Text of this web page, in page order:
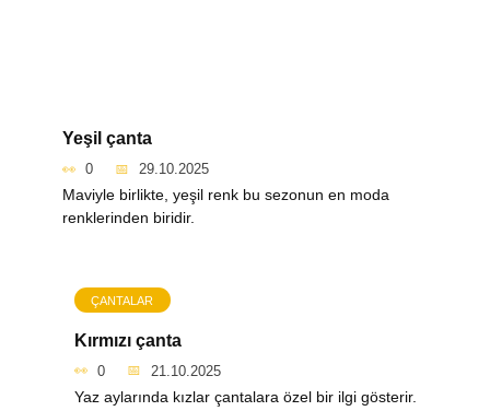
Yeşil çanta
0 29.10.2025
Maviyle birlikte, yeşil renk bu sezonun en moda
renklerinden biridir.
ÇANTALAR
Kırmızı çanta
0 21.10.2025
Yaz aylarında kızlar çantalara özel bir ilgi gösterir.